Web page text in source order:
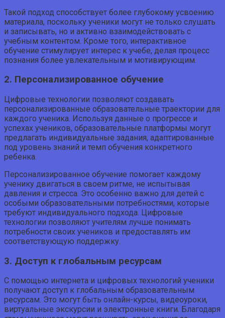
Такой подход способствует более глубокому усвоению
материала, поскольку ученики могут не только слушать
и записывать, но и активно взаимодействовать с
учебным контентом. Кроме того, интерактивное
обучение стимулирует интерес к учебе, делая процесс
познания более увлекательным и мотивирующим.
2. Персонализированное обучение
Цифровые технологии позволяют создавать
персонализированные образовательные траектории для
каждого ученика. Используя данные о прогрессе и
успехах учеников, образовательные платформы могут
предлагать индивидуальные задания, адаптированные
под уровень знаний и темп обучения конкретного
ребенка.
Персонализированное обучение помогает каждому
ученику двигаться в своем ритме, не испытывая
давления и стресса. Это особенно важно для детей с
особыми образовательными потребностями, которые
требуют индивидуального подхода. Цифровые
технологии позволяют учителям лучше понимать
потребности своих учеников и предоставлять им
соответствующую поддержку.
3. Доступ к глобальным ресурсам
С помощью интернета и цифровых технологий ученики
получают доступ к глобальным образовательным
ресурсам. Это могут быть онлайн-курсы, видеоуроки,
виртуальные экскурсии и электронные книги. Благодаря